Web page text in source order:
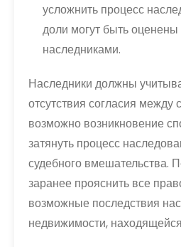
усложнить процесс
доли могут быть
наследниками.
Наследники должны
отсутствия согласия между
возможно возникновение
затянуть процесс
судебного вмешательства.
заранее прояснить все
возможные последствия
недвижимости,